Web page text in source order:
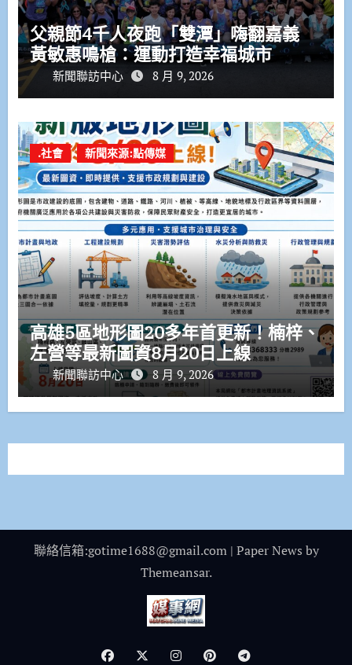
父親節4千人夜跑「雙潭」嗨翻嘉義
黃敏惠鳴槍：運動打造幸福城市
新聞聯訪中心 8 月 9, 2026
.社會 新聞來源:點傳媒
高雄5區地形圖20多年首更新！楠梓、
左營等最新圖資8月20日上線
新聞聯訪中心 8 月 9, 2026
聯絡信箱:gotime1688@gmail.com | Paper News by
Themeansar.